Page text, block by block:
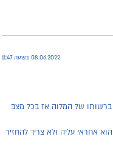
08.06.2022 בשעה 11:47
של המלוה אז בכל מצב
אחראי עליה ולא צריך להחזיר